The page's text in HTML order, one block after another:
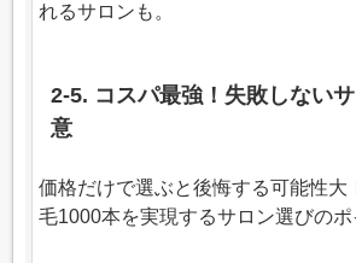
れるサロンも。
2-5. コスパ最強！失敗しない
意
価格だけで選ぶと後悔する可能性大
毛1000本を実現するサロン選びのポ